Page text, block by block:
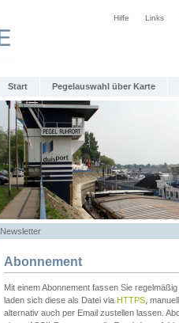
Hilfe Links
Start Pegelauswahl über Karte
Newsletter
Abonnement
Mit einem Abonnement fassen Sie
laden sich diese als Datei via HTTPS ,
alternativ auch per Email zustellen lassen.